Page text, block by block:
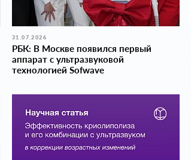
31.07.2026
РБК: В Москве появился первый
аппарат с ультразвуковой
технологией Sofwave